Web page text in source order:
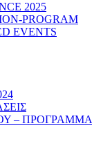
2025
PROGRAM
EVENTS
– ΠΡΟΓΡΑΜΜΑ